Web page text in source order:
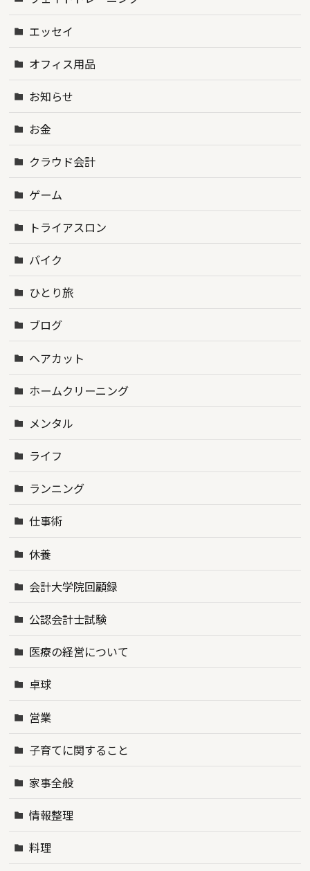
エッセイ
オフィス用品
お知らせ
お金
クラウド会計
ゲーム
トライアスロン
バイク
ひとり旅
ブログ
ヘアカット
ホームクリーニング
メンタル
ライフ
ランニング
仕事術
休養
会計大学院回顧録
公認会計士試験
医療の経営について
卓球
営業
子育てに関すること
家事全般
情報整理
料理